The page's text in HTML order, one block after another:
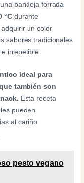
bandeja forrada
°C durante
adquirir un color
sabores tradicionales
irrepetible.
ideal para
también son
Esta receta
pueden
al cariño
pesto vegano